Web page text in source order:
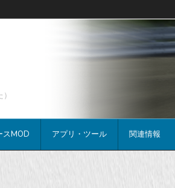
スMOD アプリ・ツール 関連情報